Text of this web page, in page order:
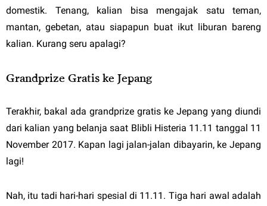
domestik. Tenang, kalian bisa mengajak satu teman,
mantan, gebetan, atau siapapun buat ikut liburan bareng
kalian. Kurang seru apalagi?
Grandprize Gratis ke Jepang
Terakhir, bakal ada grandprize gratis ke Jepang yang diundi
dari kalian yang belanja saat Blibli Histeria 11.11 tanggal 11
November 2017. Kapan lagi jalan-jalan dibayarin, ke Jepang
lagi!
Nah, itu tadi hari-hari spesial di 11.11. Tiga hari awal adalah